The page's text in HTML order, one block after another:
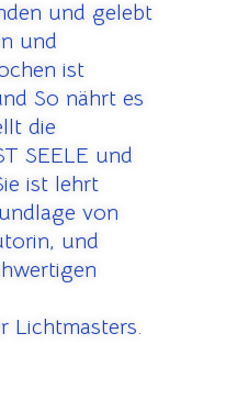
und gelebt
und
ist
So nährt es
die
SEELE und
ist lehrt
von
und
Lichtmasters.